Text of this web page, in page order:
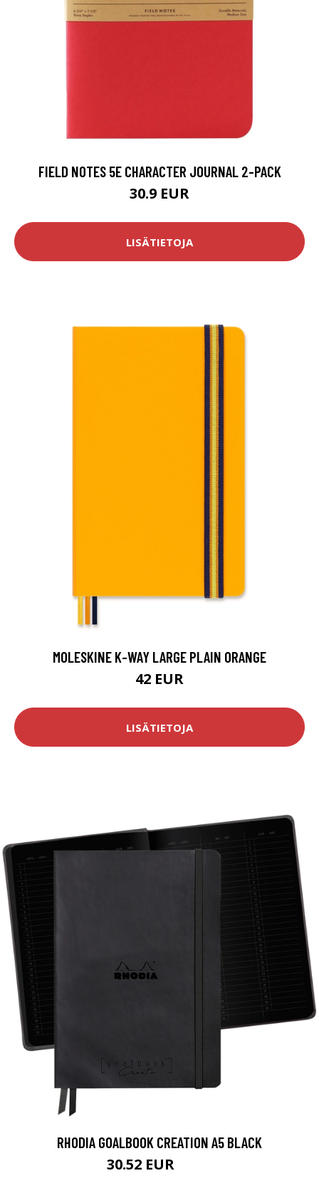
FIELD NOTES 5E CHARACTER JOURNAL 2-PACK
30.9 EUR
LISÄTIETOJA
MOLESKINE K-WAY LARGE PLAIN ORANGE
42 EUR
LISÄTIETOJA
RHODIA GOALBOOK CREATION A5 BLACK
30.52 EUR